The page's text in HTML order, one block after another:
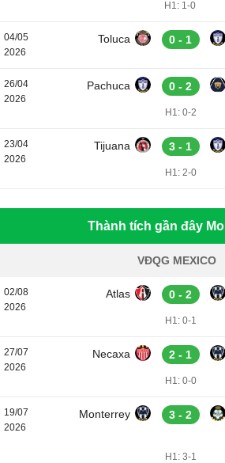
H1: 1-0
04/05
2026
Toluca 0 - 1
26/04
2026
Pachuca 0 - 2
H1: 0-2
23/04
2026
Tijuana 3 - 1
H1: 2-0
Thành tích gần đây
VĐQG MEXICO
02/08
2026
Atlas 0 - 2
H1: 0-1
27/07
2026
Necaxa 2 - 1
H1: 0-0
19/07
2026
Monterrey 3 - 2
H1: 3-1